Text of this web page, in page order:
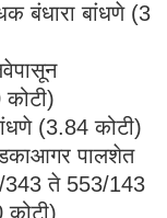
बंधारा बांधणे (3
कोटी)
(3.84 कोटी)
पालशेत
343 ते 553/143